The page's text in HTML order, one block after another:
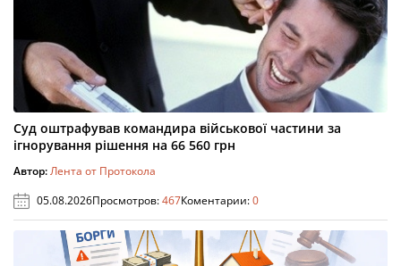
Суд оштрафував командира військової частини за
ігнорування рішення на 66 560 грн
Автор:Лента от Протокола
05.08.2026Просмотров:467Коментарии:0